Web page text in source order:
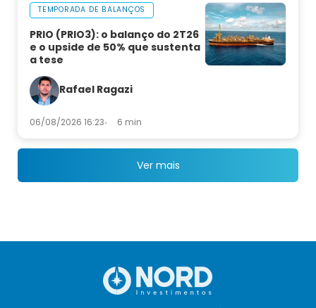
TEMPORADA DE BALANÇOS
PRIO (PRIO3): o balanço do 2T26
e o upside de 50% que sustenta
a tese
Rafael Ragazi
06/08/2026 16:23 6 min
Ver mais